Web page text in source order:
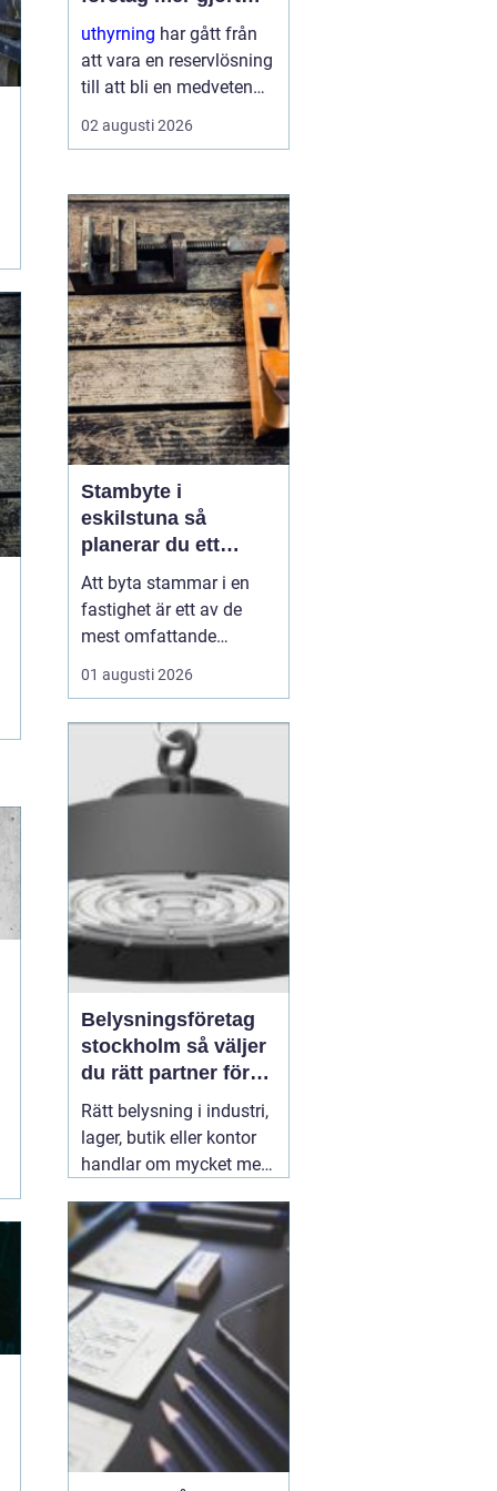
med mindre
uthyrning har gått från
att vara en reservlösning
till att bli en medveten
strategi för många
företag. I stället för att
utrustning väljer allt fler
att hyra. Det frigör både
pengar o...
02 augusti 2026
Stambyte i
eskilstuna så
planerar du ett
tryggt och hållbart
projekt
Att byta stammar i en
fastighet är ett av de
mest omfattande
ingreppen som kan
göras i ett hus.
nödvändig åtgärd för att
undvika vattenskador,
fuktproblem och
bostadsrättsföreningar,
fastighetsäga...
01 augusti 2026
Belysningsföretag
stockholm så väljer
du rätt partner för
professionell
ljussättning
Rätt belysning i industri,
lager, butik eller kontor
handlar om mycket mer
Ljuset påverkar säkerhet,
energikostnader,
produktivitet och hur en
lokal upplevs varje dag.
När företag i Stockholm
letar
31 juli 2026